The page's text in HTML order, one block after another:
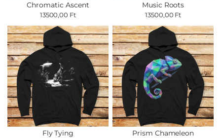
Chromatic Ascent
13500,00 Ft
Music Roots
13500,00 Ft
Fly Tying Prism Chameleon